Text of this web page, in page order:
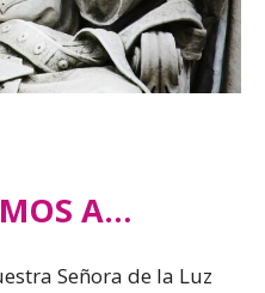
A…
Señora de la Luz